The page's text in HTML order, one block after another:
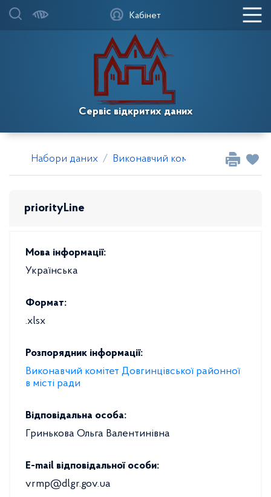
Сервіс відкритих даних
Кабінет
Набори даних Виконавчий комітет
priorityLine
Мова інформації:
Українська
Формат:
.xlsx
Розпорядник інформації:
Виконавчий комітет Довгинцівської районної
в місті ради
Відповідальна особа:
Гринькова Ольга Валентинівна
E-mail відповідальної особи:
vrmp@dlgr.gov.ua